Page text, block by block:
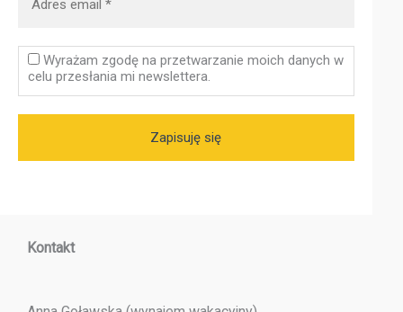
Wyrażam zgodę na przetwarzanie moich danych w
celu przesłania mi newslettera.
Kontakt